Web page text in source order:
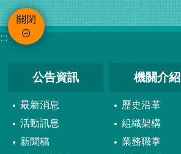
關閉
:::
公告資訊
最新消息
活動訊息
新聞稿
機關介紹
歷史沿革
組織架構
業務職掌